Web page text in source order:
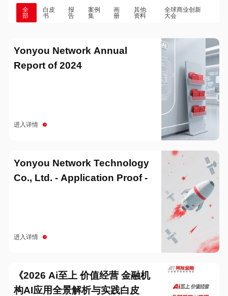
全
部
白皮
书
报
告
案例
集
画
册
其他
资料
全球商业创新
大会
Yonyou Network Annual
Report of 2024
进入详情
Yonyou Network Technology
Co., Ltd. - Application Proof -
进入详情
《2026 Ai至上 价值经营 金融机
构AI应用全景解析与实践白皮